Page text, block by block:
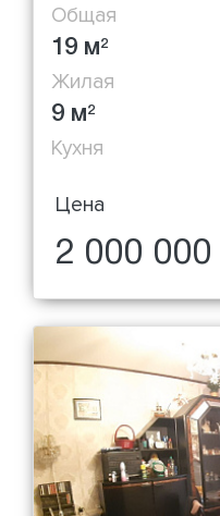
Общая
19 м2
Жилая
9 м2
Кухня
Цена
2 000